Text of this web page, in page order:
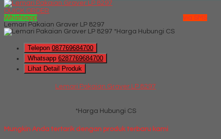
QUICK ORDER
Whatsapp
via SMS
Lemari Pakaian Graver LP 8297
*Harga Hubungi CS
Telepon 087769684700
Whatsapp 6287769684700
Lihat Detail Produk
Lemari Pakaian Graver LP 8297
*Harga Hubungi CS
Mungkin Anda tertarik dengan produk terbaru kami